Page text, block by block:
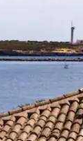
hacia abajo, o